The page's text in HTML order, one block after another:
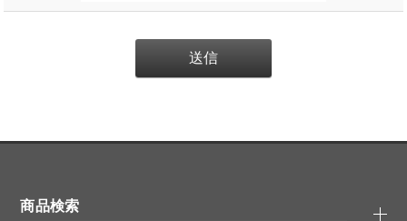
商品検索